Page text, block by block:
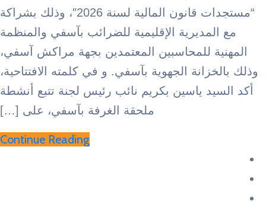
“مستجدات قانون المالية لسنة 2026″، وذلك بشراكة
الإقليمية للضرائب بآسفي والمنظمة
للمحاسبين المعتمدين بجهة مراكش آسفي،
الجهوية بآسفي. و في كلمته الافتتاحية،
ياسين بكريم نائب رئيس لجنة تتبع أنشطة
ملحقة الغرفة بآسفي، على […]
Continue Reading